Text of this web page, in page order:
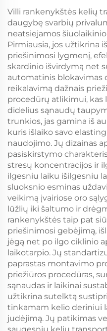
Villi rankenykštės kelių
daugybę svarbių
neatsiejamos
Pirmiausia, jos užtikrina
priešinimosi lygmenį,
skardinio išvirdymą net
automatinis blokavimas
reikalavimą dažnais
procedūrų atlikimui, kas
didelius sąnaudų
trunkios, jas gamina iš
kuris išlaiko savo
naudojimo. Jų dizainas
pasiskirstymo
stresų koncentracijos ir
ilgesniu laiku išilgesniu
sluoksnio esminas
veikimą įvairiose oro
lūžlių iki šaltumo ir
rankenykštės taip pat
priešinimosi gebėjimą,
jėgą net po ilgo ciklinio
laikotarpio. Jų
paprastas montavimo
priežiūros procedūras,
sąnaudas ir laikinai
užtikrina sutelktą
tinkamam kelio deriniui
judėjimą. Jų patikimas